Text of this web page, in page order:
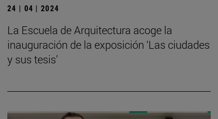
24 | 04 | 2024
La Escuela de Arquitectura acoge la
inauguración de la exposición ‘Las ciudades
y sus tesis’